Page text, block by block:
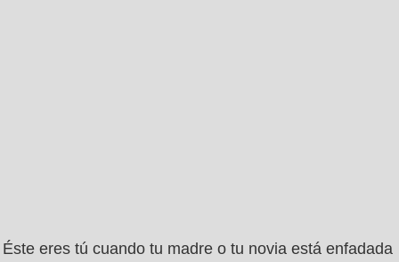
Éste eres tú cuando tu madre o tu novia está enfadada